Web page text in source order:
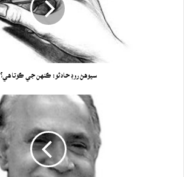
سيوهڻ روڊ حادثو: ڪنهن جي ڪوتاهي؟